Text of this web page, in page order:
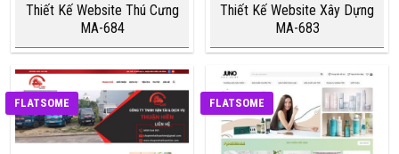
Thiết Kế Website Thú Cưng
MA-684
Thiết Kế Website Xây Dựng
MA-683
FLATSOME FLATSOME